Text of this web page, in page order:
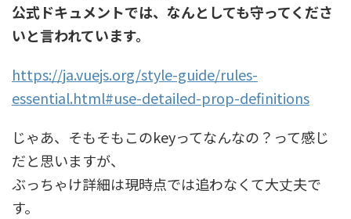
公式ドキュメントでは、なんとしても守ってくださ
いと言われています。
https://ja.vuejs.org/style-guide/rules-
essential.html#use-detailed-prop-definitions
じゃあ、そもそもこのkeyってなんなの？って感じ
だと思いますが、
ぶっちゃけ詳細は現時点では追わなくて大丈夫で
す。